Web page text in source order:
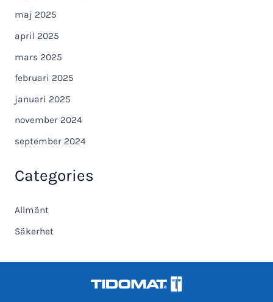
maj 2025
april 2025
mars 2025
februari 2025
januari 2025
november 2024
september 2024
Categories
Allmänt
Säkerhet